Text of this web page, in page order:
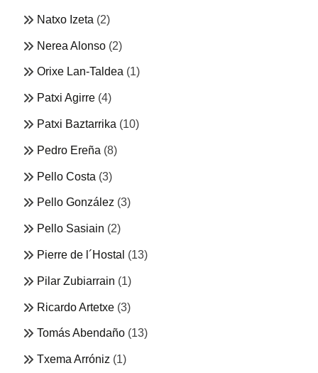
Natxo Izeta (2)
Nerea Alonso (2)
Orixe Lan-Taldea (1)
Patxi Agirre (4)
Patxi Baztarrika (10)
Pedro Ereña (8)
Pello Costa (3)
Pello González (3)
Pello Sasiain (2)
Pierre de l´Hostal (13)
Pilar Zubiarrain (1)
Ricardo Artetxe (3)
Tomás Abendaño (13)
Txema Arróniz (1)